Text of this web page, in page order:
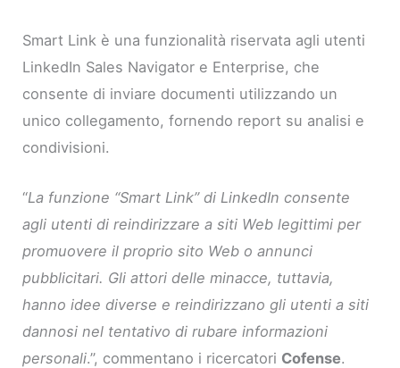
Smart Link è una funzionalità riservata agli utenti
LinkedIn Sales Navigator e Enterprise, che
consente di inviare documenti utilizzando un
unico collegamento, fornendo report su analisi e
condivisioni.
“La funzione “Smart Link” di LinkedIn consente
agli utenti di reindirizzare a siti Web legittimi per
promuovere il proprio sito Web o annunci
pubblicitari. Gli attori delle minacce, tuttavia,
hanno idee diverse e reindirizzano gli utenti a siti
dannosi nel tentativo di rubare informazioni
personali.”, commentano i ricercatori Cofense.